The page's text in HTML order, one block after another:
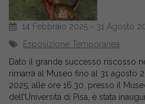
14 Febbraio 2025 - 31 Agosto
Esposizione Temporanea
Dato il grande successo riscosso
rimarrà al Museo fino al 31 agosto
2025, alle ore 16.30, presso il
dell’Università di Pisa, è stata